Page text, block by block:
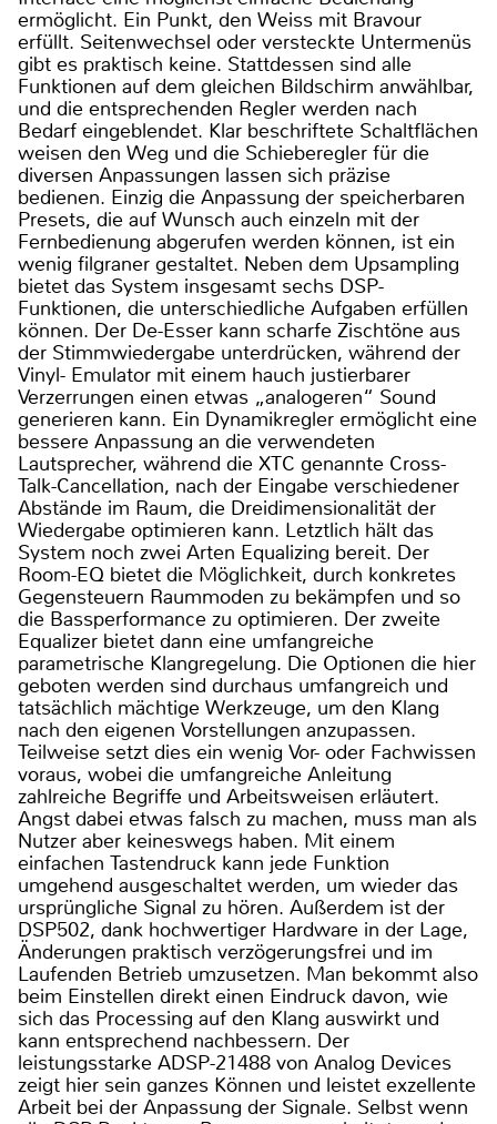
ermöglicht. Ein Punkt, den Weiss mit Bravour
erfüllt. Seitenwechsel oder versteckte Untermenüs
gibt es praktisch keine. Stattdessen sind alle
Funktionen auf dem gleichen Bildschirm anwählbar,
und die entsprechenden Regler werden nach
Bedarf eingeblendet. Klar beschriftete Schaltflächen
weisen den Weg und die Schieberegler für die
diversen Anpassungen lassen sich präzise
bedienen. Einzig die Anpassung der speicherbaren
Presets, die auf Wunsch auch einzeln mit der
Fernbedienung abgerufen werden können, ist ein
wenig filgraner gestaltet. Neben dem Upsampling
bietet das System insgesamt sechs DSP-
Funktionen, die unterschiedliche Aufgaben erfüllen
können. Der De-Esser kann scharfe Zischtöne aus
der Stimmwiedergabe unterdrücken, während der
Vinyl- Emulator mit einem hauch justierbarer
Verzerrungen einen etwas „analogeren“ Sound
generieren kann. Ein Dynamikregler ermöglicht eine
bessere Anpassung an die verwendeten
Lautsprecher, während die XTC genannte Cross-
Talk-Cancellation, nach der Eingabe verschiedener
Abstände im Raum, die Dreidimensionalität der
Wiedergabe optimieren kann. Letztlich hält das
System noch zwei Arten Equalizing bereit. Der
Room-EQ bietet die Möglichkeit, durch konkretes
Gegensteuern Raummoden zu bekämpfen und so
die Bassperformance zu optimieren. Der zweite
Equalizer bietet dann eine umfangreiche
parametrische Klangregelung. Die Optionen die hier
geboten werden sind durchaus umfangreich und
tatsächlich mächtige Werkzeuge, um den Klang
nach den eigenen Vorstellungen anzupassen.
Teilweise setzt dies ein wenig Vor- oder Fachwissen
voraus, wobei die umfangreiche Anleitung
zahlreiche Begriffe und Arbeitsweisen erläutert.
Angst dabei etwas falsch zu machen, muss man als
Nutzer aber keineswegs haben. Mit einem
einfachen Tastendruck kann jede Funktion
umgehend ausgeschaltet werden, um wieder das
ursprüngliche Signal zu hören. Außerdem ist der
DSP502, dank hochwertiger Hardware in der Lage,
Änderungen praktisch verzögerungsfrei und im
Laufenden Betrieb umzusetzen. Man bekommt also
beim Einstellen direkt einen Eindruck davon, wie
sich das Processing auf den Klang auswirkt und
kann entsprechend nachbessern. Der
leistungsstarke ADSP-21488 von Analog Devices
zeigt hier sein ganzes Können und leistet exzellente
Arbeit bei der Anpassung der Signale. Selbst wenn